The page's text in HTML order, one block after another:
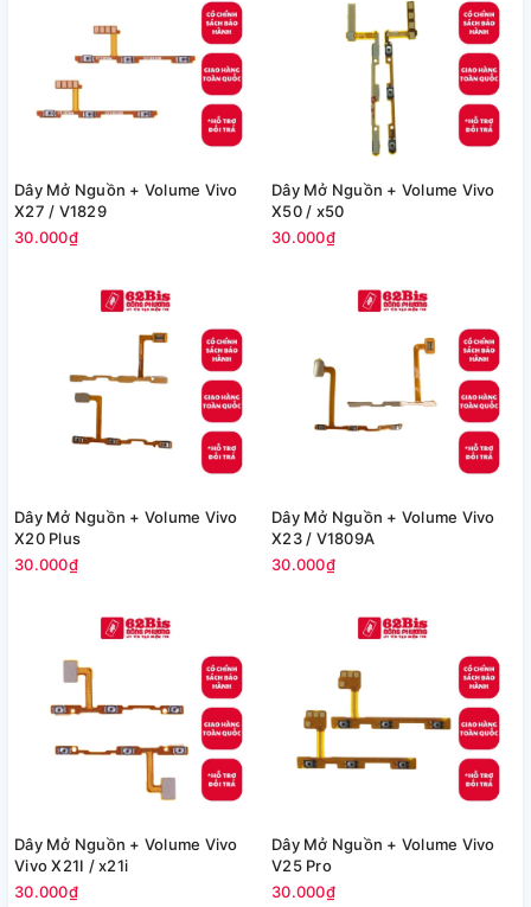
Dây Mở Nguồn + Volume Vivo
X27 / V1829
30.000₫
Dây Mở Nguồn + Volume Vivo
X50 / x50
30.000₫
Dây Mở Nguồn + Volume Vivo
X20 Plus
30.000₫
Dây Mở Nguồn + Volume Vivo
X23 / V1809A
30.000₫
Dây Mở Nguồn + Volume Vivo
Vivo X21I / x21i
30.000₫
Dây Mở Nguồn + Volume Vivo
V25 Pro
30.000₫